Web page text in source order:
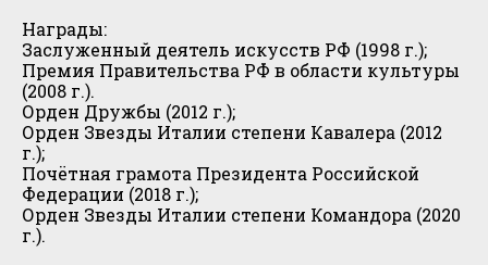
Награды:
Заслуженный деятель искусств РФ (1998 г.);
Премия Правительства РФ в области культуры
(2008 г.).
Орден Дружбы (2012 г.);
Орден Звезды Италии степени Кавалера (2012
г.);
Почётная грамота Президента Российской
Федерации (2018 г.);
Орден Звезды Италии степени Командора (2020
г.).